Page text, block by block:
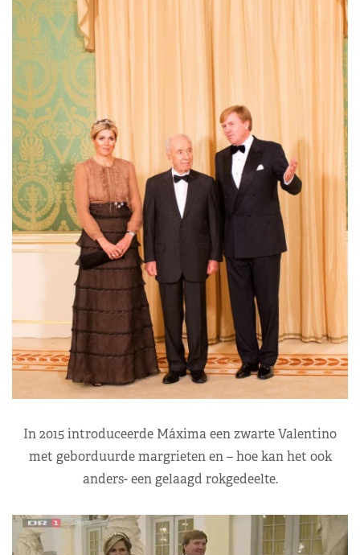
In 2015 introduceerde Máxima een zwarte Valentino
met geborduurde margrieten en – hoe kan het ook
anders- een gelaagd rokgedeelte.